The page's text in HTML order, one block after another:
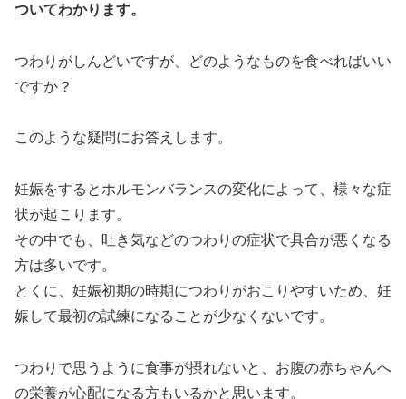
ついてわかります。
つわりがしんどいですが、どのようなものを食べればいい
ですか？
このような疑問にお答えします。
妊娠をするとホルモンバランスの変化によって、様々な症
状が起こります。
その中でも、吐き気などのつわりの症状で具合が悪くなる
方は多いです。
とくに、妊娠初期の時期につわりがおこりやすいため、妊
娠して最初の試練になることが少なくないです。
つわりで思うように食事が摂れないと、お腹の赤ちゃんへ
の栄養が心配になる方もいるかと思います。